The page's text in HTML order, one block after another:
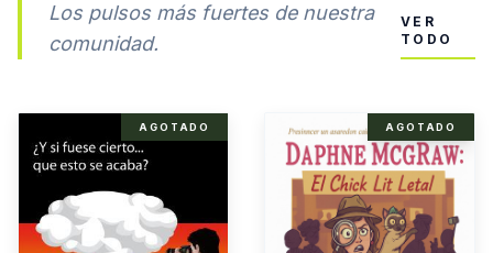
Los pulsos más fuertes de nuestra
comunidad.
VER
TODO
AGOTADO AGOTADO